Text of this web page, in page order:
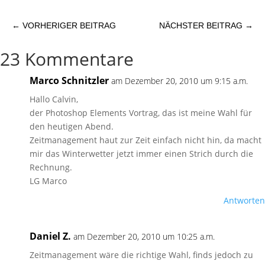
← VORHERIGER BEITRAG NÄCHSTER BEITRAG →
23 Kommentare
Marco Schnitzler am Dezember 20, 2010 um 9:15 a.m.
Hallo Calvin,
der Photoshop Elements Vortrag, das ist meine Wahl für
den heutigen Abend.
Zeitmanagement haut zur Zeit einfach nicht hin, da macht
mir das Winterwetter jetzt immer einen Strich durch die
Rechnung.
LG Marco
Antworten
Daniel Z. am Dezember 20, 2010 um 10:25 a.m.
Zeitmanagement wäre die richtige Wahl, finds jedoch zu